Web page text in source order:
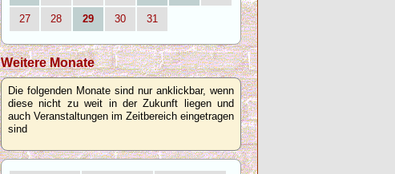
27 28 29 30 31
Weitere Monate
Die folgenden Monate sind nur anklickbar, wenn
diese nicht zu weit in der Zukunft liegen und
auch Veranstaltungen im Zeitbereich eingetragen
sind